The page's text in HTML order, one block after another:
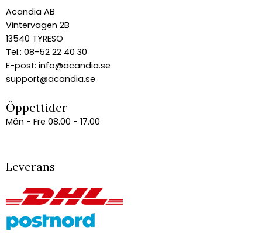
Acandia AB
Vintervägen 2B
13540 TYRESÖ
Tel.: 08-52 22 40 30
E-post: info@acandia.se
support@acandia.se
Öppettider
Mån - Fre 08.00 - 17.00
Leverans